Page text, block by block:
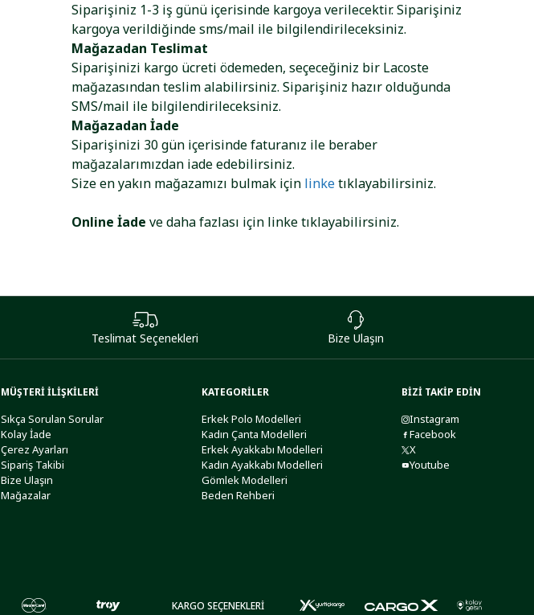
Siparişiniz 1-3 iş günü içerisinde kargoya verilecektir. Siparişiniz
kargoya verildiğinde sms/mail ile bilgilendirileceksiniz.
Mağazadan Teslimat
Siparişinizi kargo ücreti ödemeden, seçeceğiniz bir Lacoste
mağazasından teslim alabilirsiniz. Siparişiniz hazır olduğunda
SMS/mail ile bilgilendirileceksiniz.
Mağazadan İade
Siparişinizi 30 gün içerisinde faturanız ile beraber
mağazalarımızdan iade edebilirsiniz.
Size en yakın mağazamızı bulmak için linketıklayabilirsiniz.
Online İade ve daha fazlası için linketıklayabilirsiniz.
Teslimat Seçenekleri Bize Ulaşın
MÜŞTERİ İLİŞKİLERİ
Sıkça Sorulan Sorular
Kolay İade
Çerez Ayarları
Sipariş Takibi
Bize Ulaşın
Mağazalar
KATEGORİLER
Erkek Polo Modelleri
Kadın Çanta Modelleri
Erkek Ayakkabı Modelleri
Kadın Ayakkabı Modelleri
Gömlek Modelleri
Beden Rehberi
BİZİ TAKİP EDİN
Instagram
Facebook
X
Youtube
KARGO SEÇENEKLERİ